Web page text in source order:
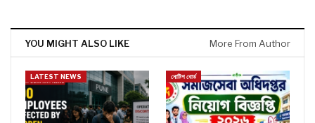
YOU MIGHT ALSO LIKE More From Author
LATEST NEWS নোটিশ বোর্ড